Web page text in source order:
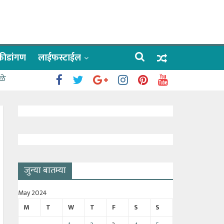
लाईफस्टाईल
जुन्या बातम्या
May 2024
M
T W T F S
S